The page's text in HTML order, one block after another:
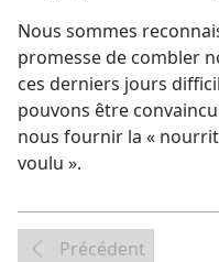
Nous sommes
promesse de combler
ces derniers jours
pouvons être
nous fournir la «
voulu ».
Précédent